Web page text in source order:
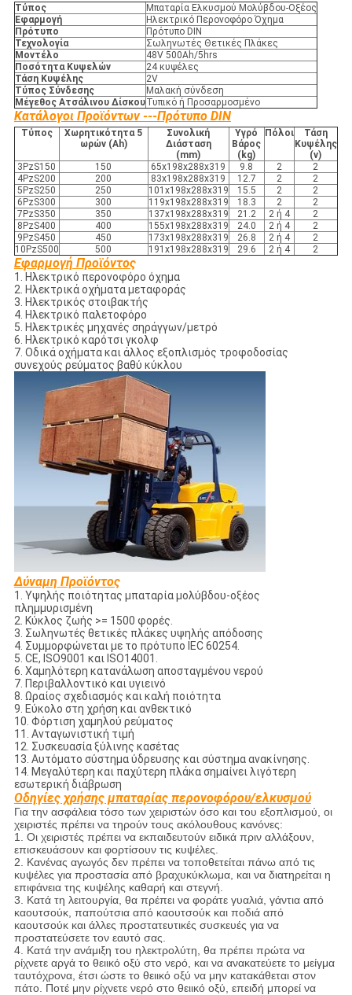
Τύπος
Μπαταρία Ελκυσμού Μολύβδου-Οξέος
Εφαρμογή
Ηλεκτρικό Περονοφόρο Όχημα
Πρότυπο
Πρότυπο DIN
Τεχνολογία
Σωληνωτές Θετικές Πλάκες
Μοντέλο
48V 500Ah/5hrs
Ποσότητα Κυψελών
24 κυψέλες
Τάση Κυψέλης
2V
Τύπος Σύνδεσης
Μαλακή σύνδεση
Μέγεθος Ατσάλινου ΔίσκουΤυπικό ή Προσαρμοσμένο
Κατάλογοι Προϊόντων ---Πρότυπο DIN
Τύπος
Χωρητικότητα 5
ωρών (Ah)
Συνολική
Διάσταση
(mm)
Υγρό
Βάρος
(kg)
Πόλοι
Τάση
Κυψέλης
(v)
3PzS150
150 65x198x288x319 9.8 2
2
4PzS200
200 83x198x288x319 12.7 2
2
5PzS250
250 101x198x288x319 15.5 2
2
6PzS300
300 119x198x288x319 18.3 2
2
7PzS350
350 137x198x288x319 21.2 2 ή 4
2
8PzS400
400 155x198x288x319 24.0 2 ή 4
2
9PzS450
450 173x198x288x319 26.8 2 ή 4
2
10PzS500
500 191x198x288x319 29.6 2 ή 4 2
Εφαρμογή Προϊόντος
1. Ηλεκτρικό περονοφόρο όχημα
2. Ηλεκτρικά οχήματα μεταφοράς
3. Ηλεκτρικός στοιβακτής
4. Ηλεκτρικό παλετοφόρο
5. Ηλεκτρικές μηχανές σηράγγων/μετρό
6. Ηλεκτρικό καρότσι γκολφ
7. Οδικά οχήματα και άλλος εξοπλισμός τροφοδοσίας
συνεχούς ρεύματος βαθύ κύκλου
Δύναμη Προϊόντος
1. Υψηλής ποιότητας μπαταρία μολύβδου-οξέος
πλημμυρισμένη
2. Κύκλος ζωής >= 1500 φορές.
3. Σωληνωτές θετικές πλάκες υψηλής απόδοσης
4. Συμμορφώνεται με το πρότυπο IEC 60254.
5. CE, ISO9001 και ISO14001.
6. Χαμηλότερη κατανάλωση αποσταγμένου νερού
7. Περιβαλλοντικό και υγιεινό
8. Ωραίος σχεδιασμός και καλή ποιότητα
9. Εύκολο στη χρήση και ανθεκτικό
10. Φόρτιση χαμηλού ρεύματος
11. Ανταγωνιστική τιμή
12. Συσκευασία ξύλινης κασέτας
13. Αυτόματο σύστημα ύδρευσης και σύστημα ανακίνησης.
14. Μεγαλύτερη και παχύτερη πλάκα σημαίνει λιγότερη
εσωτερική διάβρωση
Οδηγίες χρήσης μπαταρίας περονοφόρου/ελκυσμού
Για την ασφάλεια τόσο των χειριστών όσο και του εξοπλισμού, οι
χειριστές πρέπει να τηρούν τους ακόλουθους κανόνες:
1. Οι χειριστές πρέπει να εκπαιδευτούν ειδικά πριν αλλάξουν,
επισκευάσουν και φορτίσουν τις κυψέλες.
2. Κανένας αγωγός δεν πρέπει να τοποθετείται πάνω από τις
κυψέλες για προστασία από βραχυκύκλωμα, και να διατηρείται η
επιφάνεια της κυψέλης καθαρή και στεγνή.
3. Κατά τη λειτουργία, θα πρέπει να φοράτε γυαλιά, γάντια από
καουτσούκ, παπούτσια από καουτσούκ και ποδιά από
καουτσούκ και άλλες προστατευτικές συσκευές για να
προστατεύσετε τον εαυτό σας.
4. Κατά την ανάμιξη του ηλεκτρολύτη, θα πρέπει πρώτα να
ρίχνετε αργά το θειικό οξύ στο νερό, και να ανακατεύετε το μείγμα
ταυτόχρονα, έτσι ώστε το θειικό οξύ να μην κατακάθεται στον
πάτο. Ποτέ μην ρίχνετε νερό στο θειικό οξύ, επειδή μπορεί να